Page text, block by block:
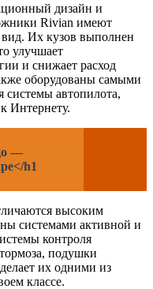
дизайн и
Rivian имеют
Их кузов выполнен
улучшает
и снижает расход
оборудованы самыми
автопилота,
Интернету.
—
h1
высоким
системами активной и
контроля
подушки
их одними из
классе.